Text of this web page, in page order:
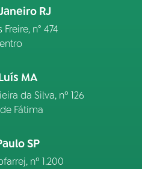
RJ
n° 474
MA
da Silva, nº 126
Fátima
SP
nº 1.200